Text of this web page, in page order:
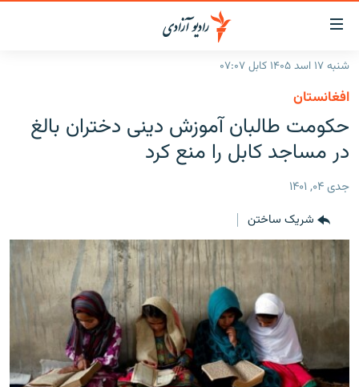
لینک‌های
قابل
دسترسی
به
متن
بازگشت
منوی
مراجعه
صفحه
جستجو
گزارش‌ها
افغانستان
جهان
خبرها
مصاحبه‌ها
برنامه‌ها
مجموعه تصویری
ورزش
بحران مهاجرت
تماس
شنبه ۱۷ اسد ۱۴۰۵ کابل ۰۷:۰۷
افغانستان
حکومت طالبان آموزش دینی دختران بالغ
در مساجد کابل را منع کرد
جدی ۰۴, ۱۴۰۱
شریک ساختن